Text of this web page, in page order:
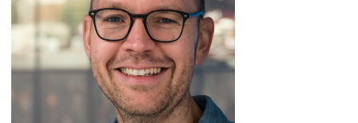
met
ons
op)